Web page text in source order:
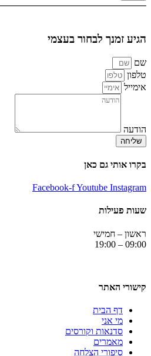
הגיע זמנך לבחור בעצמי
שם
טלפון
אימייל
הודעה
שליחה
בקרו אותי גם כאן
Facebook-fYoutube Instagram
שעות פעילות
ראשון – חמישי
09:00 – 19:00
קישורי האתר
דף הבית
מי אני
סדנאות וקורסים
מאמרים
סיפורי הצלחה